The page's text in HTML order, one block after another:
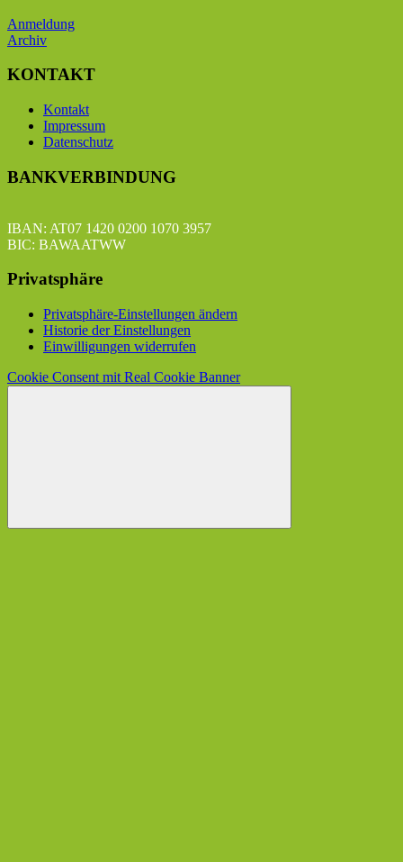
Anmeldung
Archiv
KONTAKT
Kontakt
Impressum
Datenschutz
BANKVERBINDUNG
IBAN: AT07 1420 0200 1070 3957
BIC: BAWAATWW
Privatsphäre
Privatsphäre-Einstellungen ändern
Historie der Einstellungen
Einwilligungen widerrufen
Cookie Consent mit Real Cookie Banner